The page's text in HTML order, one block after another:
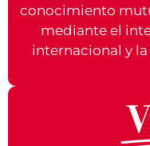
conocimiento
mediante el
internacional y